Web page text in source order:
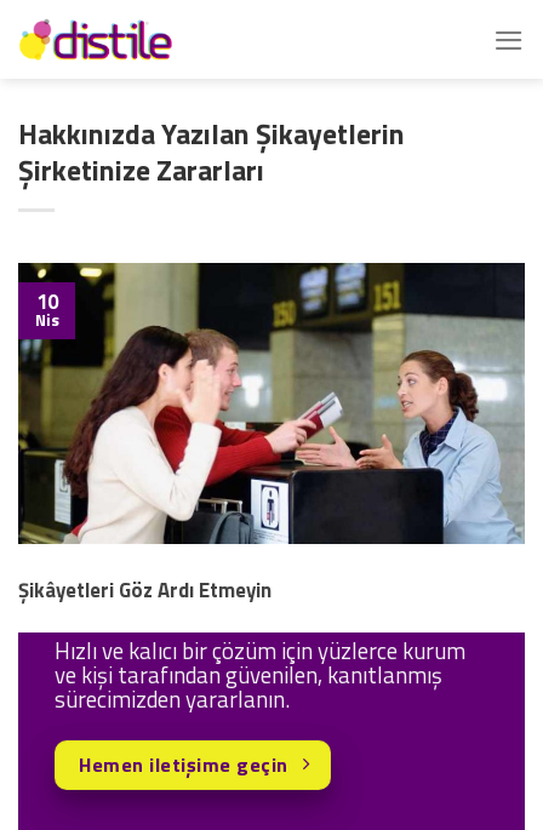
İçeriğe
atla
Hakkınızda Yazılan Şikayetlerin
Şirketinize Zararları
10
Nis
Şikâyetleri Göz Ardı Etmeyin
Hızlı ve kalıcı bir çözüm için yüzlerce kurum
ve kişi tarafından güvenilen, kanıtlanmış
sürecimizden yararlanın.
Hemen iletişime geçin